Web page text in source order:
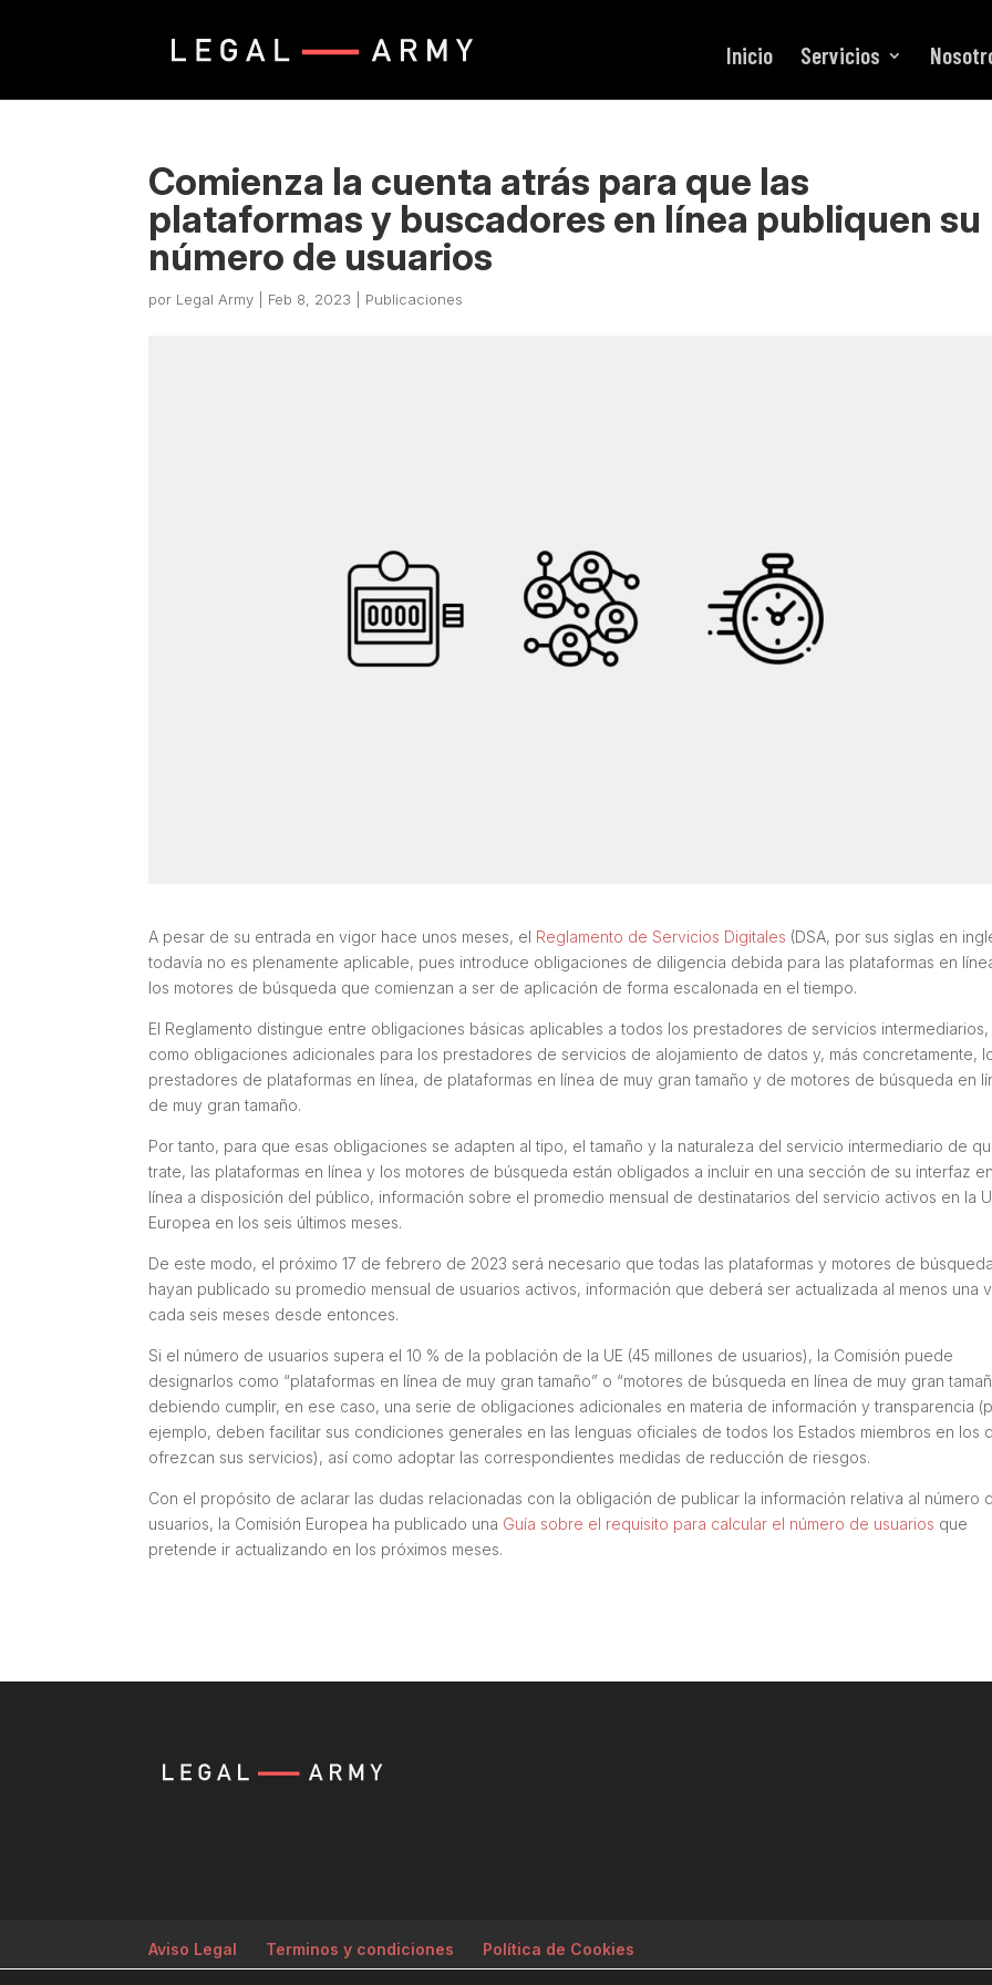
Inicio Servicios
Comienza la cuenta atrás para que las
plataformas y buscadores en línea publiquen su
número de usuarios
por Legal Army Feb 8, 2023 Publicaciones
A pesar de su entrada en vigor hace unos meses, el Reglamento de Servicios Digitales (DSA, por sus siglas en
todavía no es plenamente aplicable, pues introduce obligaciones de diligencia debida para las plataformas en
los motores de búsqueda que comienzan a ser de aplicación de forma escalonada en el tiempo.
El Reglamento distingue entre obligaciones básicas aplicables a todos los prestadores de servicios intermediarios,
como obligaciones adicionales para los prestadores de servicios de alojamiento de datos y, más concretamente,
prestadores de plataformas en línea, de plataformas en línea de muy gran tamaño y de motores de búsqueda en
de muy gran tamaño.
Por tanto, para que esas obligaciones se adapten al tipo, el tamaño y la naturaleza del servicio intermediario de
trate, las plataformas en línea y los motores de búsqueda están obligados a incluir en una sección de su interfaz en
línea a disposición del público, información sobre el promedio mensual de destinatarios del servicio activos en la
Europea en los seis últimos meses.
De este modo, el próximo 17 de febrero de 2023 será necesario que todas las plataformas y motores de búsqueda
hayan publicado su promedio mensual de usuarios activos, información que deberá ser actualizada al menos una
cada seis meses desde entonces.
Si el número de usuarios supera el 10 % de la población de la UE (45 millones de usuarios), la Comisión puede
designarlos como “plataformas en línea de muy gran tamaño” o “motores de búsqueda en línea de muy gran
debiendo cumplir, en ese caso, una serie de obligaciones adicionales en materia de información y transparencia
ejemplo, deben facilitar sus condiciones generales en las lenguas oficiales de todos los Estados miembros en los
ofrezcan sus servicios), así como adoptar las correspondientes medidas de reducción de riesgos.
Con el propósito de aclarar las dudas relacionadas con la obligación de publicar la información relativa al número
usuarios, la Comisión Europea ha publicado una Guía sobre el requisito para calcular el número de usuarios que
pretende ir actualizando en los próximos meses.
Aviso Legal Terminos y condiciones Política de Cookies